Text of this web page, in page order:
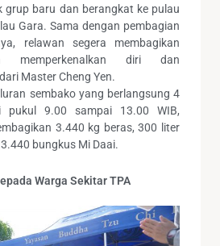
grup baru dan berangkat ke pulau
Gara. Sama dengan pembagian
relawan segera membagikan
memperkenalkan diri dan
Master Cheng Yen.
sembako yang berlangsung 4
pukul 9.00 sampai 13.00 WIB,
3.440 kg beras, 300 liter
bungkus Mi Daai.
Warga Sekitar TPA